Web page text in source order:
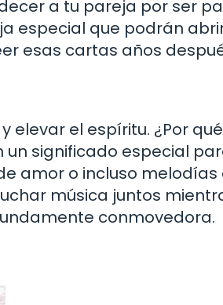
a tu pareja por ser
especial que podrán
esas cartas años
elevar el espíritu. ¿Por
significado especial
amor o incluso melodías
música juntos
conmovedora.